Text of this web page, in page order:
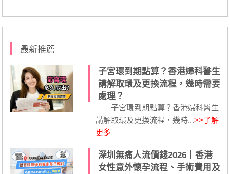
最新推薦
子宮環到期點算？香港婦科醫生
講解取環及更換流程，幾時需要
處理？
子宮環到期點算？香港婦科醫生
講解取環及更換流程，幾時...>>了解
更多
深圳無痛人流價錢2026｜香港
女性意外懷孕流程、手術費用及